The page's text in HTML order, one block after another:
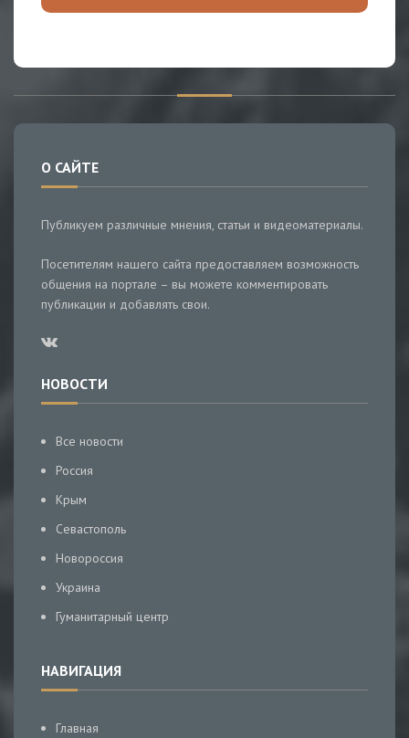
О САЙТЕ
Публикуем различные мнения, статьи и видеоматериалы.
Посетителям нашего сайта предоставляем возможность
общения на портале – вы можете комментировать
публикации и добавлять свои.
НОВОСТИ
Все новости
Россия
Крым
Севастополь
Новороссия
Украина
Гуманитарный центр
НАВИГАЦИЯ
Главная